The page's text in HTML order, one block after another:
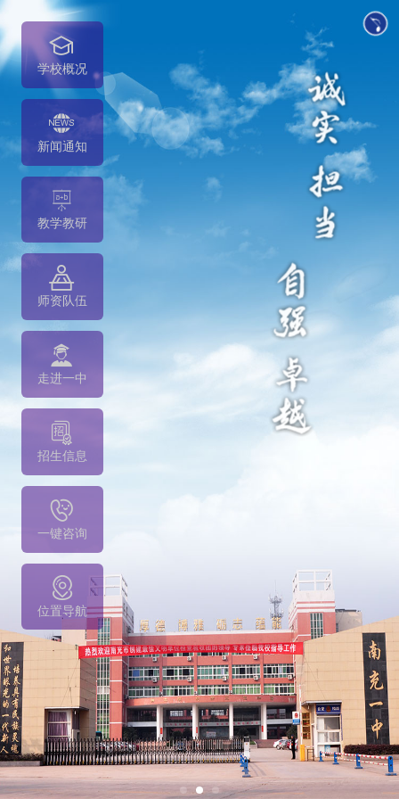
学校概况
新闻通知
教学教研
师资队伍
走进一中
招生信息
一键咨询
位置导航